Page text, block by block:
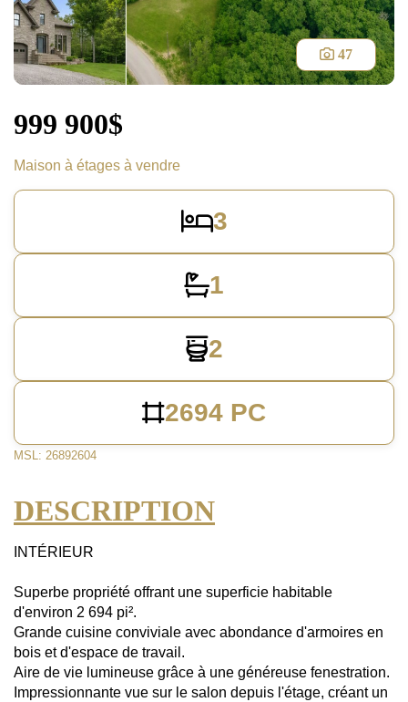
47
999 900$
Maison à étages à vendre
3
1
2
2694 PC
MSL: 26892604
DESCRIPTION
INTÉRIEUR
Superbe propriété offrant une superficie habitable
d'environ 2 694 pi².
Grande cuisine conviviale avec abondance d'armoires en
bois et d'espace de travail.
Aire de vie lumineuse grâce à une généreuse fenestration.
Impressionnante vue sur le salon depuis l'étage, créant un